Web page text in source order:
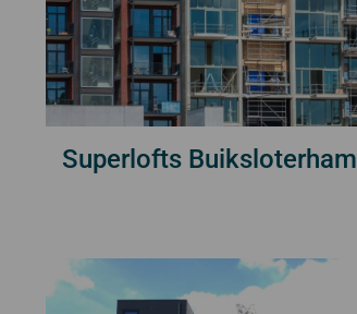
Superlofts Buiksloterham